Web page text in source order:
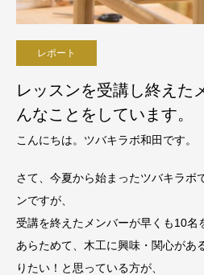
レポート
レッスンを受講し終えた
んなことをしています。
こんにちは。ツバキラボ和田です。
さて、今夏から始まったツバキラボ
ンですが、
受講を終えたメンバーが早くも10名
あらためて、木工に興味・関心があ
りたい！と思っている方が、